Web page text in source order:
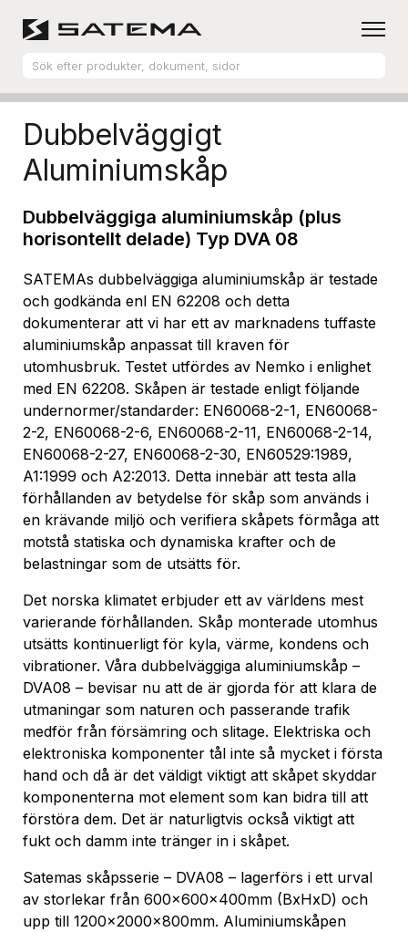
Produktsortiment Aluminiumskåp
Dubbelväggigt
Aluminiumskåp
Dubbelväggiga aluminiumskåp (plus
horisontellt delade) Typ DVA 08
SATEMAs dubbelväggiga aluminiumskåp är testade
och godkända enl EN 62208 och detta
dokumenterar att vi har ett av marknadens tuffaste
aluminiumskåp anpassat till kraven för
utomhusbruk. Testet utfördes av Nemko i enlighet
med EN 62208. Skåpen är testade enligt följande
undernormer/standarder: EN60068-2-1, EN60068-
2-2, EN60068-2-6, EN60068-2-11, EN60068-2-14,
EN60068-2-27, EN60068-2-30, EN60529:1989,
A1:1999 och A2:2013. Detta innebär att testa alla
förhållanden av betydelse för skåp som används i
en krävande miljö och verifiera skåpets förmåga att
motstå statiska och dynamiska krafter och de
belastningar som de utsätts för.
Det norska klimatet erbjuder ett av världens mest
varierande förhållanden. Skåp monterade utomhus
utsätts kontinuerligt för kyla, värme, kondens och
vibrationer. Våra dubbelväggiga aluminiumskåp –
DVA08 – bevisar nu att de är gjorda för att klara de
utmaningar som naturen och passerande trafik
medför från försämring och slitage. Elektriska och
elektroniska komponenter tål inte så mycket i första
hand och då är det väldigt viktigt att skåpet skyddar
komponenterna mot element som kan bidra till att
förstöra dem. Det är naturligtvis också viktigt att
fukt och damm inte tränger in i skåpet.
Satemas skåpsserie – DVA08 – lagerförs i ett urval
av storlekar från 600x600x400mm (BxHxD) och
upp till 1200x2000x800mm. Aluminiumskåpen